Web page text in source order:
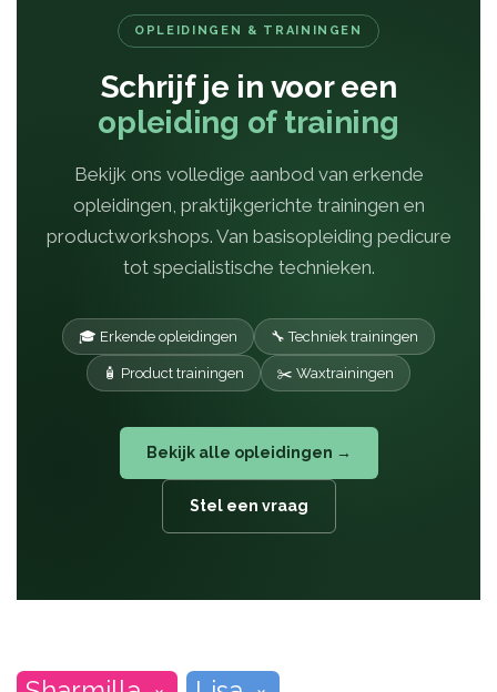
OPLEIDINGEN & TRAININGEN
Schrijf je in voor een
opleiding of training
Bekijk ons volledige aanbod van erkende
opleidingen, praktijkgerichte trainingen en
productworkshops. Van basisopleiding pedicure
tot specialistische technieken.
🎓 Erkende opleidingen 🔧 Techniek trainingen
🧴 Product trainingen ✂️ Waxtrainingen
Bekijk alle opleidingen →
Stel een vraag